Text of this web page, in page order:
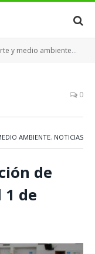
y medio ambiente
0
AMBIENTE, NOTICIAS
de
de